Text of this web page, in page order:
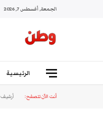
الجمعة, أغسطس 7, 2026
الرئيسية
أنت الآن تتصفح: